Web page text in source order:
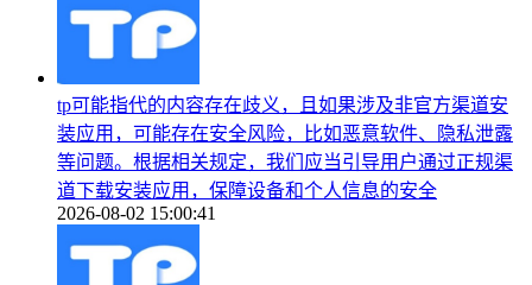
tp可能指代的内容存在歧义，且如果涉及非官方渠道安
装应用，可能存在安全风险，比如恶意软件、隐私泄露
等问题。根据相关规定，我们应当引导用户通过正规渠
道下载安装应用，保障设备和个人信息的安全
2026-08-02 15:00:41